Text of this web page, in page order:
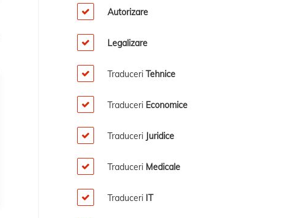
Autorizare
Legalizare
Traduceri Tehnice
Traduceri Economice
Traduceri Juridice
Traduceri Medicale
Traduceri IT